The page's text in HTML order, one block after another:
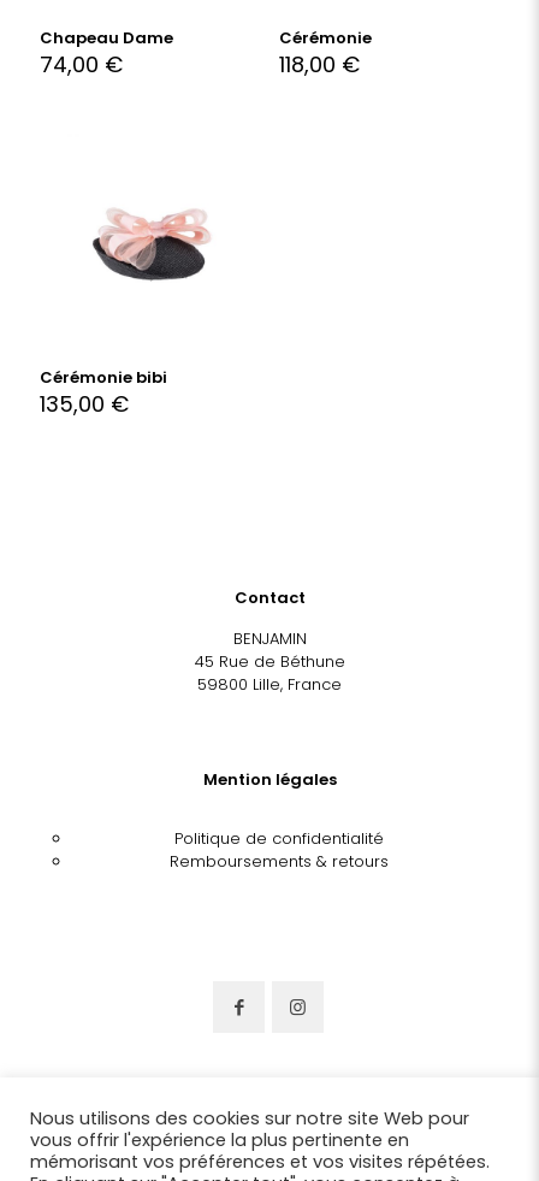
Chapeau Dame
74,00 €
Cérémonie
118,00 €
Cérémonie bibi
135,00 €
Contact
BENJAMIN
45 Rue de Béthune
59800 Lille, France
Mention légales
Politique de confidentialité
Remboursements & retours
Nous utilisons des cookies sur notre site Web pour
vous offrir l'expérience la plus pertinente en
mémorisant vos préférences et vos visites répétées.